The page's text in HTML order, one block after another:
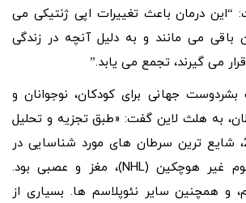
“این درمان باعث تغییرات اپی ژنتیکی می
باقی می مانند و به دلیل آنچه در زندگی
می گیرند، تجمع می یابد.”
جهانی برای کودکان، نوجوانان و
به هلث لاین گفت: «طبق تجزیه و تحلیل
جهانی در سال 2015، شایع ترین سرطان های مورد شناسایی در
کودکان لوسمی، لنفوم غیر هوچکین (NHL)، مغز و عصبی بود.
همچنین سایر نئوپلاسم ها. بسیاری از